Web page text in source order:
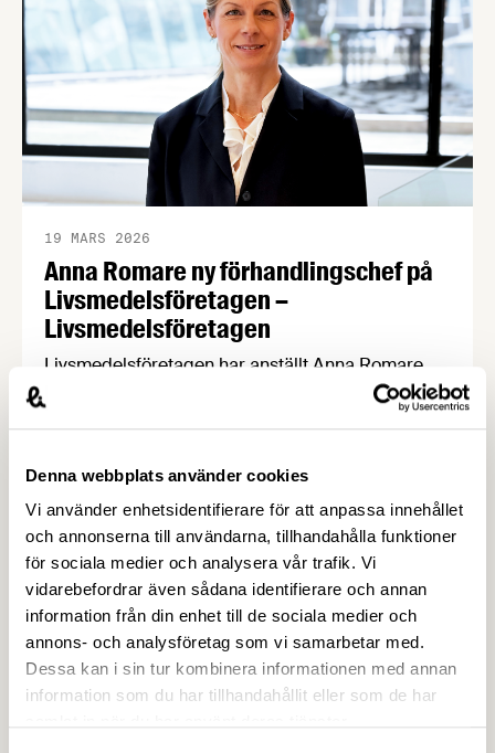
Denna webbplats använder cookies
Vi använder enhetsidentifierare för att anpassa innehållet
och annonserna till användarna, tillhandahålla funktioner
för sociala medier och analysera vår trafik. Vi
vidarebefordrar även sådana identifierare och annan
information från din enhet till de sociala medier och
annons- och analysföretag som vi samarbetar med.
Dessa kan i sin tur kombinera informationen med annan
information som du har tillhandahållit eller som de har
Anna Romare ny förhandlingschef på
Livsmedelsföretagen –
Livsmedelsföretagen
19 MARS 2026
Livsmedelsföretagen har anställt Anna Romare
som ny förhandlingschef. Anna kommer närmast
från Industriarbetsgivarna och börjar sin nya tjänst
inom förhandling och arbetsrätt.